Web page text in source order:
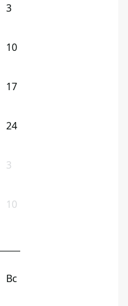
3
10
17
24
3
10
Вс